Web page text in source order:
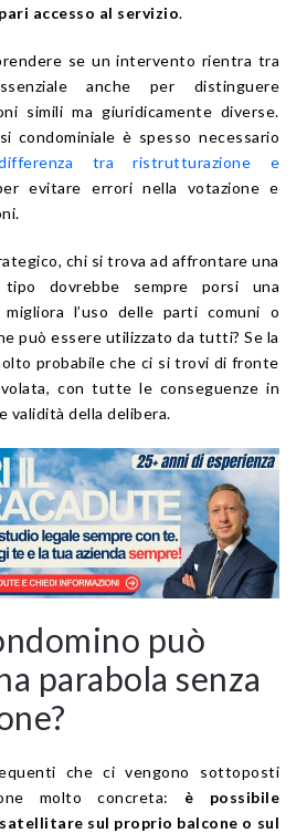
accesso al servizio.
se un intervento rientra tra
anche per distinguere
simili ma giuridicamente diverse.
condominiale è spesso necessario
tra ristrutturazione e
evitare errori nella votazione e
chi si trova ad affrontare una
dovrebbe sempre porsi una
migliora l’uso delle parti comuni o
può essere utilizzato da tutti? Se la
probabile che ci si trovi di fronte
con tutte le conseguenze in
validità della delibera.
può
parabola senza
che ci vengono sottoposti
molto concreta: è possibile
sul proprio balcone o sul